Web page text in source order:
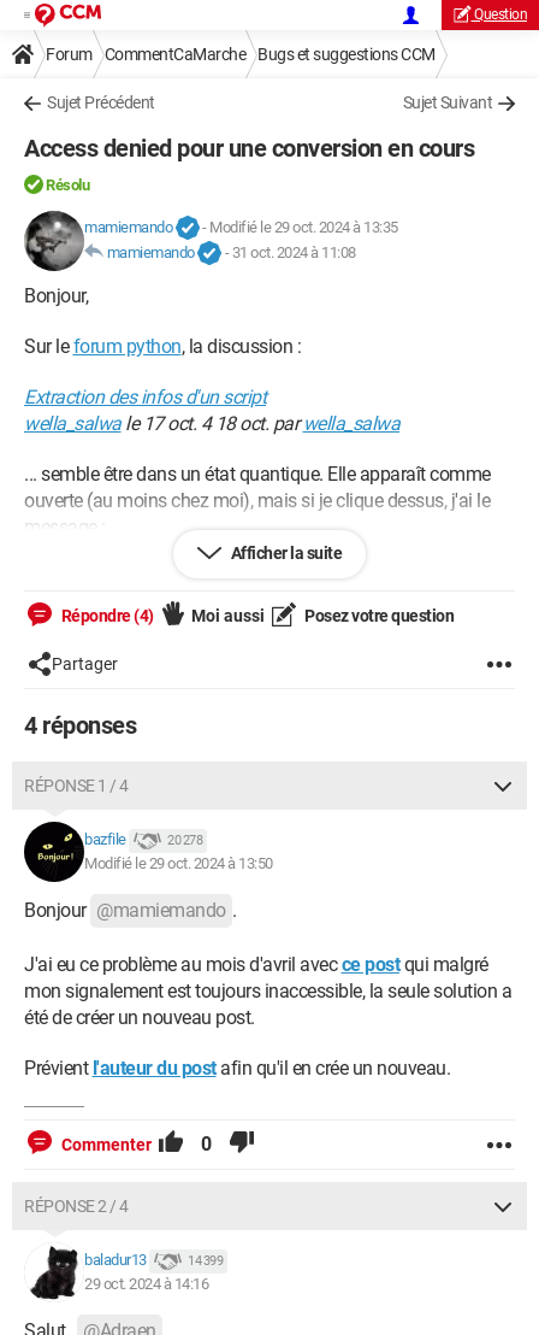
Question
Forum CommentCaMarche Bugs et suggestions CCM
Sujet Précédent Sujet Suivant
Access denied pour une conversion en cours
Résolu
mamiemando - Modifié le 29 oct. 2024 à 13:35
mamiemando
- 31 oct. 2024 à 11:08
Bonjour,
Sur leforum python, la discussion :
Extraction des infos d'un script
wella_salwale 17 oct. 4 18 oct. parwella_salwa
... semble être dans un état quantique. Elle apparaît comme
ouverte (au moins chez moi), mais si je clique dessus, j'ai le
message :
"http://forums.commentcamarche.net/forum/affich-
server. Reference #18.9efd733e.1730205258.4063e02
Afficher la suite
Répondre (4) Moi aussi Posez votre question
Partager
4 réponses
RÉPONSE 1 / 4
bazfile 20 278
Modifié le 29 oct. 2024 à 13:50
Bonjour @mamiemando .
J'ai eu ce problème au mois d'avril avecce postqui malgré
mon signalement est toujours inaccessible, la seule solution a
été de créer un nouveau post.
Prévient l'auteur du postafin qu'il en crée un nouveau.
Commenter 0
RÉPONSE 2 / 4
baladur13 14 399
29 oct. 2024 à 14:16